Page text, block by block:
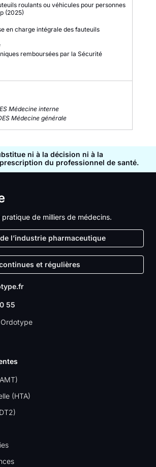
roulants ou véhicules pour personnes
(2025)
en charge intégrale des fauteuils
remboursées par la Sécurité
Médecine interne
Médecine générale
ni à la décision ni à la
du professionnel de santé.
de milliers de médecins.
l’industrie pharmaceutique
et régulières
55
(HTA)